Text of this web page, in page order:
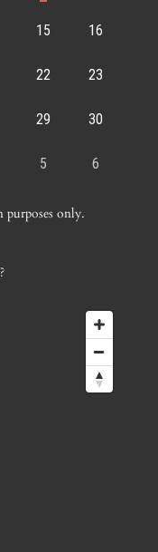
15 16
22 23
29 30
5 6
only.